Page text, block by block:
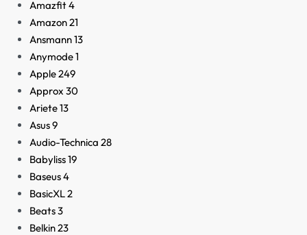
Amazfit4
Amazon21
Ansmann13
Anymode1
Apple249
Approx 30
Ariete13
Asus9
Audio-Technica 28
Babyliss19
Baseus4
BasicXL2
Beats3
Belkin23